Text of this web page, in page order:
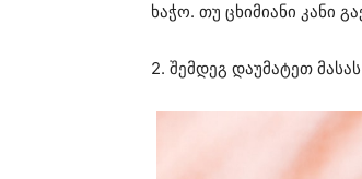
ხაჭო. თუ ცხიმიანი კანი
2. შემდეგ დაუმატეთ